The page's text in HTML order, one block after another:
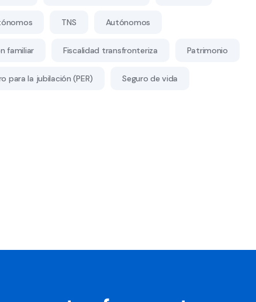
TNS Autónomos
familiar Fiscalidad transfronteriza Patrimonio
para la jubilación (PER) Seguro de vida